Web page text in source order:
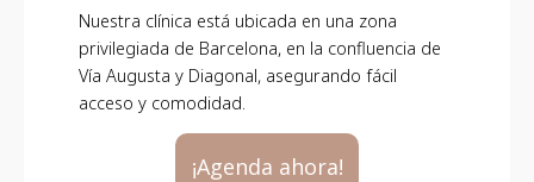
Nuestra clínica está ubicada en una zona
privilegiada de Barcelona, en la confluencia de
Vía Augusta y Diagonal, asegurando fácil
acceso y comodidad.
¡Agenda ahora!